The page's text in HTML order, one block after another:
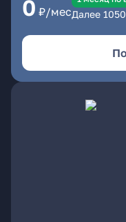
0 ₽/месДалее 1050